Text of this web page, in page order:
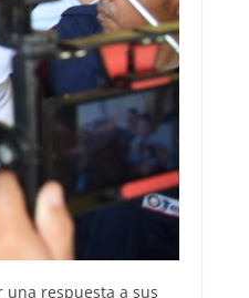
respuesta a sus